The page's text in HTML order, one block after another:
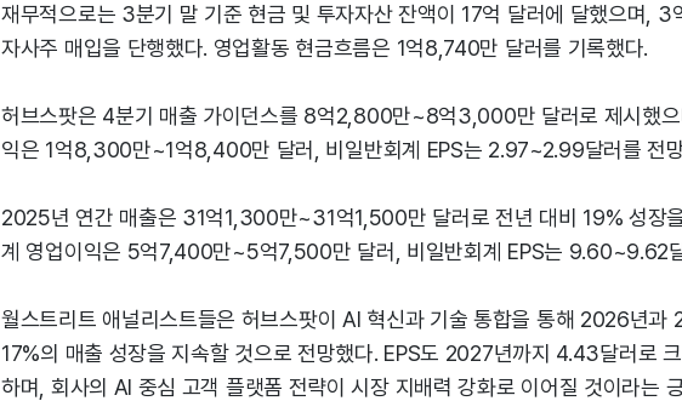
재무적으로는 3분기 말 기준 현금 및 투자자산 잔액이 17억 달러에 달했으며, 3
자사주 매입을 단행했다. 영업활동 현금흐름은 1억8,740만 달러를 기록했다.
허브스팟은 4분기 매출 가이던스를 8억2,800만~8억3,000만 달러로 제시했으
익은 1억8,300만~1억8,400만 달러, 비일반회계 EPS는 2.97~2.99달러를 전
2025년 연간 매출은 31억1,300만~31억1,500만 달러로 전년 대비 19% 성장
계 영업이익은 5억7,400만~5억7,500만 달러, 비일반회계 EPS는 9.60~9.62
월스트리트 애널리스트들은 허브스팟이 AI 혁신과 기술 통합을 통해 2026년과
17%의 매출 성장을 지속할 것으로 전망했다. EPS도 2027년까지 4.43달러로
하며, 회사의 AI 중심 고객 플랫폼 전략이 시장 지배력 강화로 이어질 것이라는